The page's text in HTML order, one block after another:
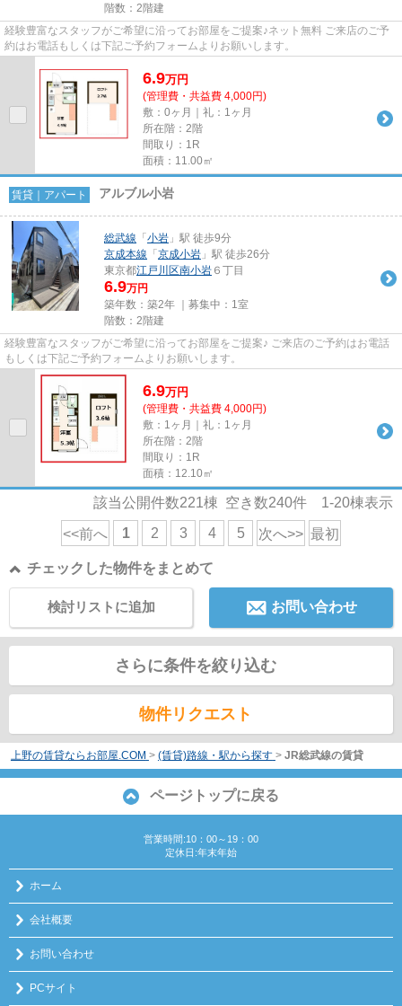
階数：2階建
経験豊富なスタッフがご希望に沿ってお部屋をご提案♪ネット無料 ご来店のご予
約はお電話もしくは下記ご予約フォームよりお願いします。
6.9万円
(管理費・共益費 4,000円)
敷：0ヶ月｜礼：1ヶ月
所在階：2階
間取り：1R
面積：11.00㎡
賃貸｜アパート アルブル小岩
総武線 「 小岩 」駅 徒歩9分
京成本線 「 京成小岩 」駅 徒歩26分
東京都江戸川区南小岩 ６丁目
6.9万円
築年数：築2年 ｜募集中： 1室
階数：2階建
経験豊富なスタッフがご希望に沿ってお部屋をご提案♪ ご来店のご予約はお電話
もしくは下記ご予約フォームよりお願いします。
6.9万円
(管理費・共益費 4,000円)
敷：1ヶ月｜礼：1ヶ月
所在階：2階
間取り：1R
面積：12.10㎡
該当公開件数221棟 空き数240件 1-20棟表示
<<前へ 1 2 3 4 5 次へ>> 最初
チェックした物件をまとめて
お問い合わせ
検討リストに追加
さらに条件を絞り込む
物件リクエスト
上野の賃貸ならお部屋.COM > (賃貸)路線・駅から探す > JR総武線の賃貸
ページトップに戻る
営業時間:10：00～19：00
定休日:年末年始
ホーム
会社概要
お問い合わせ
PCサイト